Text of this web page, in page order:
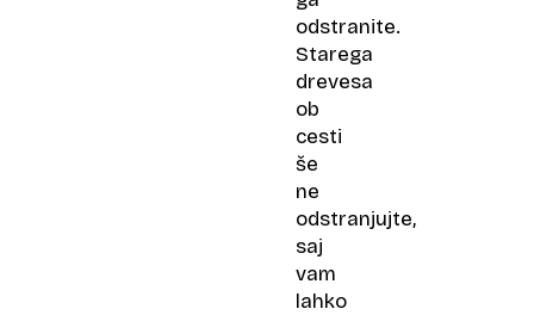
odstranite.
Starega
drevesa
ob
cesti
še
ne
odstranjujte,
saj
vam
lahko